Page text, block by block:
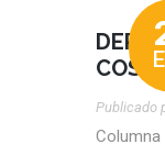
Publicado